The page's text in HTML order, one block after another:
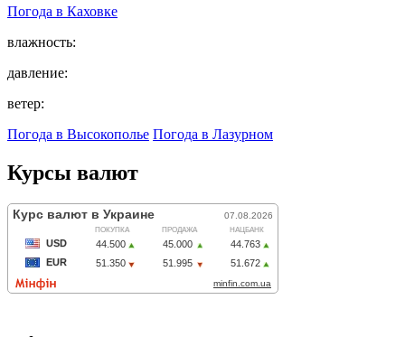
Погода в Каховке
влажность:
давление:
ветер:
Погода в Высокополье Погода в Лазурном
Курсы валют